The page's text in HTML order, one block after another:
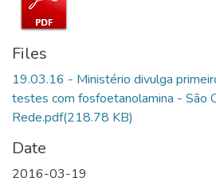
Files
19.03.16 - Ministério divulga
testes com fosfoetanolamina - São
Rede.pdf(218.78 KB)
Date
2016-03-19